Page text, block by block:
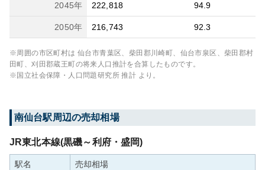
2045年 222,818 94.9
2050年 216,743 92.3
※周囲の市区町村は 仙台市青葉区、柴田郡川崎町、仙台市泉区、柴田郡村
田町、刈田郡蔵王町の将来人口推計を合算したものです。
※国立社会保障・人口問題研究所 推計 より。
南仙台駅周辺の売却相場
JR東北本線(黒磯～利府・盛岡)
駅名 売却相場